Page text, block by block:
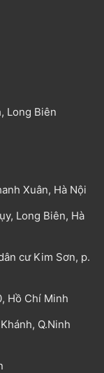
Long Biên
Xuân, Hà Nội
Long Biên, Hà
cư Kim Sơn, p.
Hồ Chí Minh
Q.Ninh